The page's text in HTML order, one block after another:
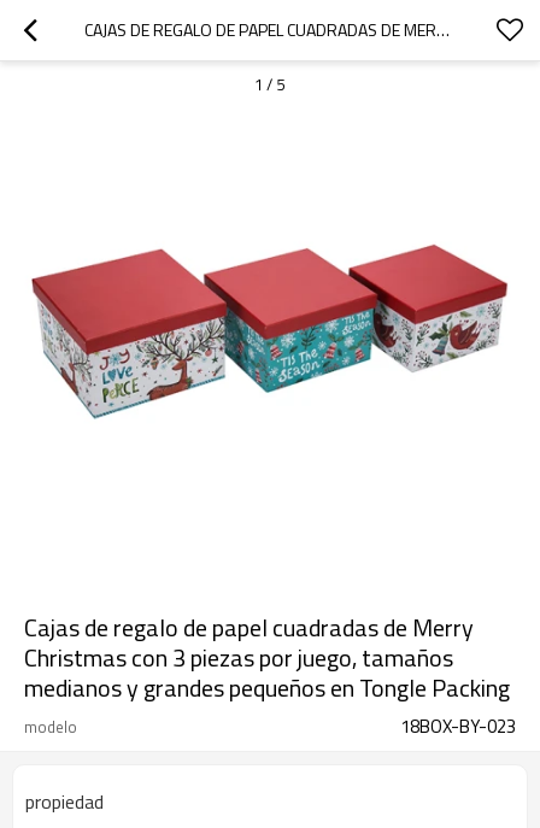
CAJAS DE REGALO DE PAPEL CUADRADAS DE MERRY CHRISTMAS CON 3 PIEZAS POR JUEGO, TAMAÑOS MEDIANOS Y GRANDES PEQUEÑOS EN TONGLE PACKING
1 / 5
Cajas de regalo de papel cuadradas de Merry
Christmas con 3 piezas por juego, tamaños
medianos y grandes pequeños en Tongle Packing
modelo 18BOX-BY-023
propiedad